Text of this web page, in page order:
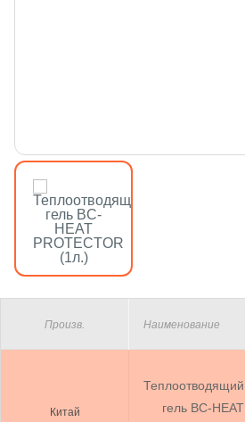
Произв. Наименование
Китай
Теплоотводящий
гель BC-HEAT